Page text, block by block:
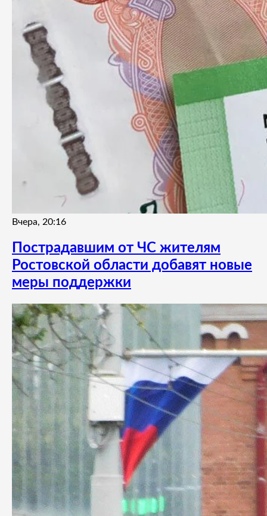
Вчера, 20:16
Пострадавшим от ЧС жителям
Ростовской области добавят новые
меры поддержки